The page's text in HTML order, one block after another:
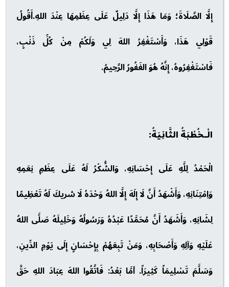
إِلَّا الصَّلَاةَ؛ وَمَا هَذَا إِلَّا دَلِيلٌ عَلَى عِظَمِهَا عِنْدَ اللهِ.أَقُولُ
قَوْلِي هَذَا، وَأَسْتَغْفِرُ اللهَ لِي وَلَكُمْ مِنْ كُلِّ ذَنْبٍ،
فَاسْتَغْفِرُوهُ، إِنَّهُ هُوَ الغَفُورُ الرَّحِيمُ.
الْـخُطْبَةُ الثَّانِيَةُ:
الْحَمْدُ لِلَّهِ عَلَى إِحْسَانِهِ، وَالشُّكْرُ لَهُ عَلَى عِظَمِ نِعَمِهِ
وَاِمْتِنَانِهِ، وَأَشْهَدُ أَنَّ لَا إِلَهَ إِلَّا اللهُ وَحْدَهُ لَا شريكَ لَهُ تَعْظِيمًا
لِشَانِهِ، وَأَشَهَدُ أَنَّ مُحَمَّدًا عَبْدُهُ وَرَسُولُهُ وَخَلِيلَهُ صَلَّى اللهُ
عَلَيْهِ وَآلِهِ وَأَصْحَابِهِ، وَمَنْ تَبِعَهُمْ بِإِحْسَانٍ إِلَى يَوْمِ الدِّينِ،
وَسَلَّمَ تَسْلِيمَاً كَثِيرَاً. أمَّا بَعْدُ: فَاتَّقُوا اللهَ عِبَادَ اللهِ حَقَّ